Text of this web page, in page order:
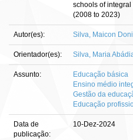
schools of
(2008 to 2023)
Autor(es): Silva, Maicon
Orientador(es): Silva, Maria
Assunto:
Educação básica
Ensino médio
Gestão da
Educação
Data de
publicação:
10-Dez-2024